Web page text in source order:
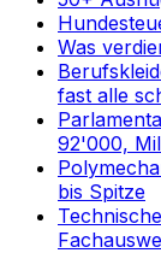
Was
fast alle
92'000,
bis Spitze